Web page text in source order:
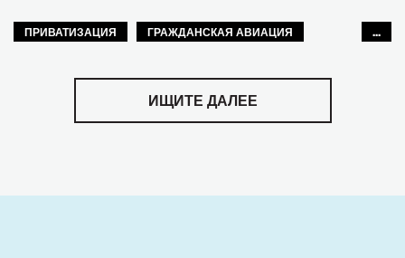
ПРИВАТИЗАЦИЯ
ГРАЖДАНСКАЯ АВИАЦИЯ
МЕЖАМЕРИКАНСКОЕ БЮРО МФТ
...
ИЩИТЕ ДАЛЕЕ